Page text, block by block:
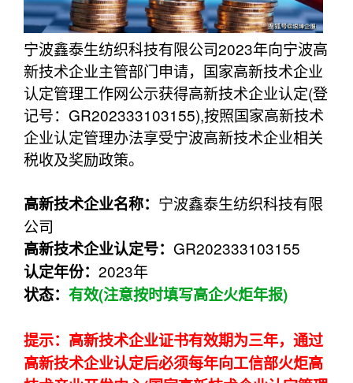
宁波鑫泰生纺织科技有限公司2023年向宁波高
新技术企业主管部门申请，国家高新技术企业
认定管理工作网公示获得高新技术企业认定(登
记号：GR202333103155),按照国家高新技术
企业认定管理办法享受宁波高新技术企业相关
税收及奖励政策。
高新技术企业名称： 宁波鑫泰生纺织科技有限
公司
高新技术企业认定号： GR202333103155
认定年份： 2023年
状态： 有效(注意按时填写高企火炬年报)
提示：高新技术企业证书有效期为三年，通过
高新技术企业认定后必须每年向工信部火炬高